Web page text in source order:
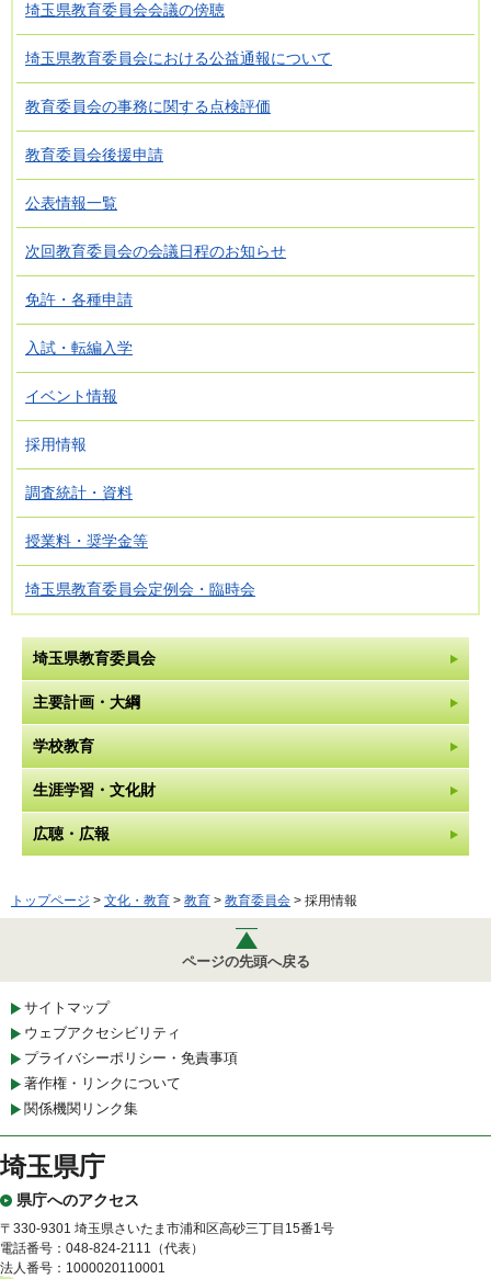
埼玉県教育委員会会議の傍聴
埼玉県教育委員会における公益通報について
教育委員会の事務に関する点検評価
教育委員会後援申請
公表情報一覧
次回教育委員会の会議日程のお知らせ
免許・各種申請
入試・転編入学
イベント情報
採用情報
調査統計・資料
授業料・奨学金等
埼玉県教育委員会定例会・臨時会
埼玉県教育委員会
主要計画・大綱
学校教育
生涯学習・文化財
広聴・広報
トップページ > 文化・教育 > 教育 > 教育委員会 > 採用情報
ページの先頭へ戻る
サイトマップ
ウェブアクセシビリティ
プライバシーポリシー・免責事項
著作権・リンクについて
関係機関リンク集
埼玉県庁
県庁へのアクセス
〒330-9301 埼玉県さいたま市浦和区高砂三丁目15番1号
電話番号：048-824-2111（代表）
法人番号：1000020110001